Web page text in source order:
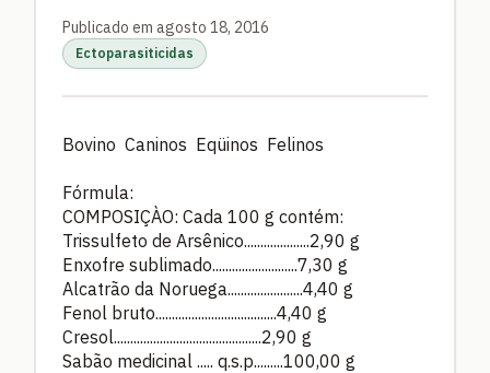
Publicado em agosto 18, 2016
Ectoparasiticidas
Bovino Caninos Eqüinos Felinos
Fórmula:
COMPOSIÇÀO: Cada 100 g contém:
Trissulfeto de Arsênico....................2,90 g
Enxofre sublimado..........................7,30 g
Alcatrão da Noruega.......................4,40 g
Fenol bruto.....................................4,40 g
Cresol.............................................2,90 g
Sabão medicinal ..... q.s.p.........100,00 g